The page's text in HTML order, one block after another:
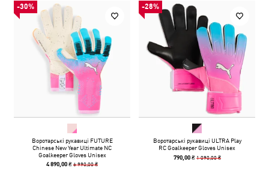
-30%
Воротарські рукавиці FUTURE
Chinese New Year Ultimate NC
Goalkeeper Gloves Unisex
4 890,00 ₴6 990,00 ₴
-28%
Воротарські рукавиці ULTRA Play
RC Goalkeeper Gloves Unisex
790,00 ₴ 1 090,00 ₴